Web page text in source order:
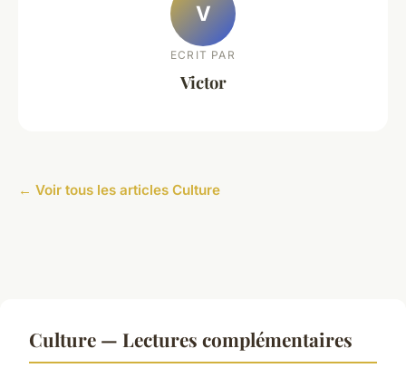
V
ECRIT PAR
Victor
← Voir tous les articles Culture
Culture — Lectures complémentaires